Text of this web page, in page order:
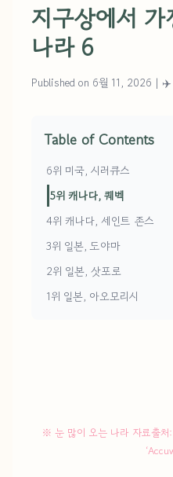
지구상에서
나라 6
Published on 6월 11, 2026 | ✈️
Table of Contents
6위 미국, 시러큐스
5위 캐나다, 퀘벡
4위 캐나다, 세인트 존스
3위 일본, 도야마
2위 일본, 삿포로
1위 일본, 아오모리시
※ 눈 많이 오는 나라 자료출처